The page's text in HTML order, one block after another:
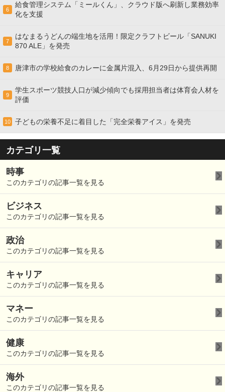
6
給食管理システム「ミールくん」、クラウド版へ刷新し業務効率
化を支援
7
はなまるうどんの端生地を活用！限定クラフトビール「SANUKI
870 ALE」を発売
8 唐津市の学校給食のカレーに金属片混入、6月29日から提供再開
9
学生スポーツ競技人口が減少傾向でも採用担当者は体育会人材を
評価
10 子どもの栄養不足に着目した「完全栄養アイス」を発売
カテゴリ一覧
時事
このカテゴリの記事一覧を見る
ビジネス
このカテゴリの記事一覧を見る
政治
このカテゴリの記事一覧を見る
キャリア
このカテゴリの記事一覧を見る
マネー
このカテゴリの記事一覧を見る
健康
このカテゴリの記事一覧を見る
海外
このカテゴリの記事一覧を見る